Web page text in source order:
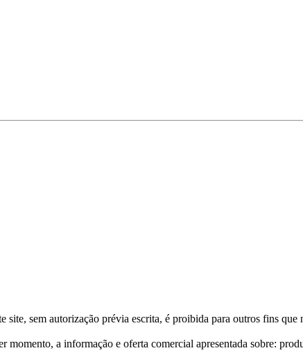
sem autorização prévia escrita, é proibida para outros fins que
a informação e oferta comercial apresentada sobre: